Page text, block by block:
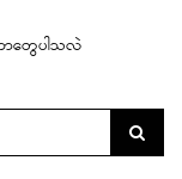
ာတွေပါသလဲ